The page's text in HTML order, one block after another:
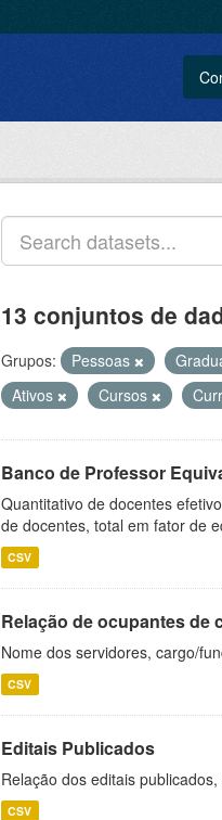
13 conjuntos de
Grupos: Pessoas
Ativos
Cursos
Banco de Professor
Quantitativo de docentes
de docentes, total em fator de
CSV
Relação de ocupantes de
Nome dos servidores, cargo/
CSV
Editais Publicados
Relação dos editais
CSV